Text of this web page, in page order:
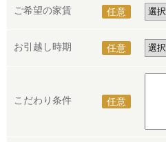
ご希望の家賃 任意
お引越し時期 任意
こだわり条件 任意